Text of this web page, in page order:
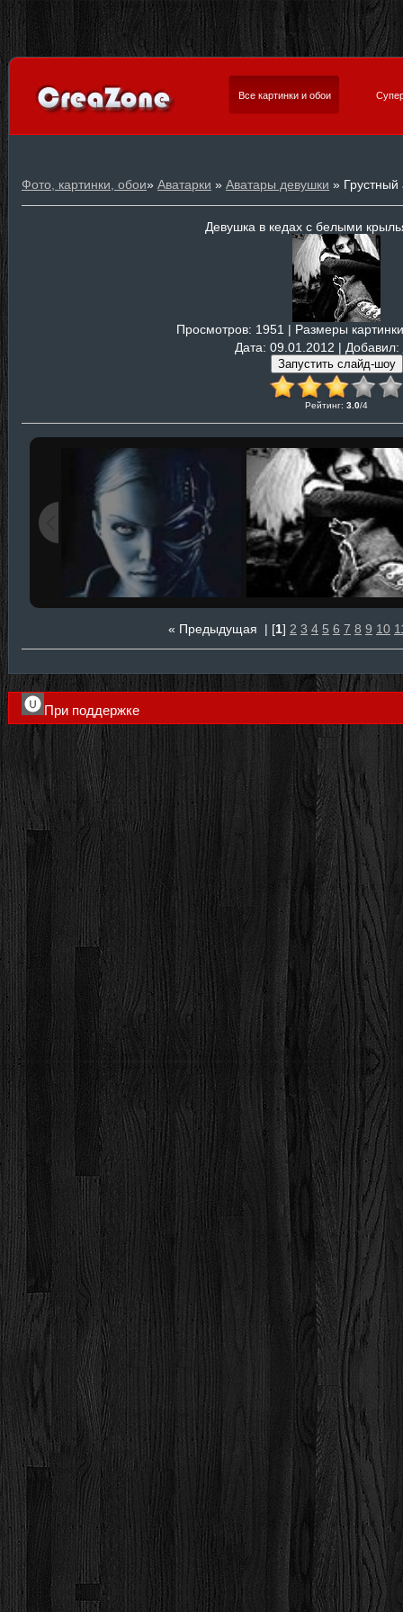
Все картинки и обои
Фото, картинки, обои» Аватарки » Аватары девушки » Грустный
Девушка в кедах с белыми
Просмотров: 1951 | Размеры картинки
Дата: 09.01.2012 | Добавил:
Рейтинг: 3.0/4
« Предыдущая | [1] 2 3 4 5 6 7 8 9 10
При поддержке